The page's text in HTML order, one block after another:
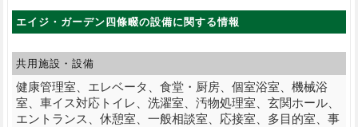
エイジ・ガーデン四條畷の設備に関する情報
共用施設・設備
健康管理室、エレベータ、食堂・厨房、個室浴室、機械浴
室、車イス対応トイレ、洗濯室、汚物処理室、玄関ホール、
エントランス、休憩室、一般相談室、応接室、多目的室、事